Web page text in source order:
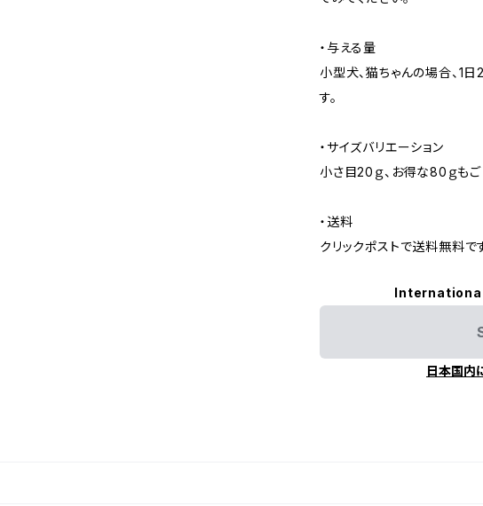
・与える量
小型犬、猫ちゃんの場合、1
す。
・サイズバリエーション
小さ目20ｇ、お得な80ｇもご
・送料
クリックポストで送料無料で
日本国内